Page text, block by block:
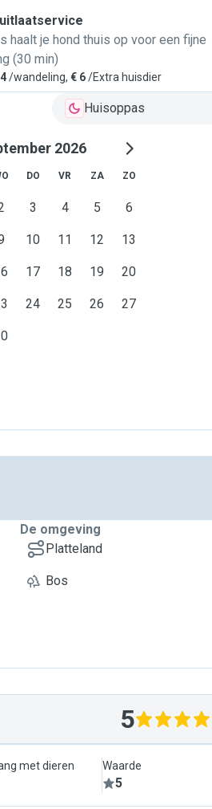
haalt je hond thuis op voor een fijne
(30 min)
/wandeling, € 6/Extra huisdier
Huisoppas
2026
DO VR ZA ZO
3 4 5 6
10 11 12 13
17 18 19 20
24 25 26 27
De omgeving
Platteland
Bos
5
met dieren Waarde
5